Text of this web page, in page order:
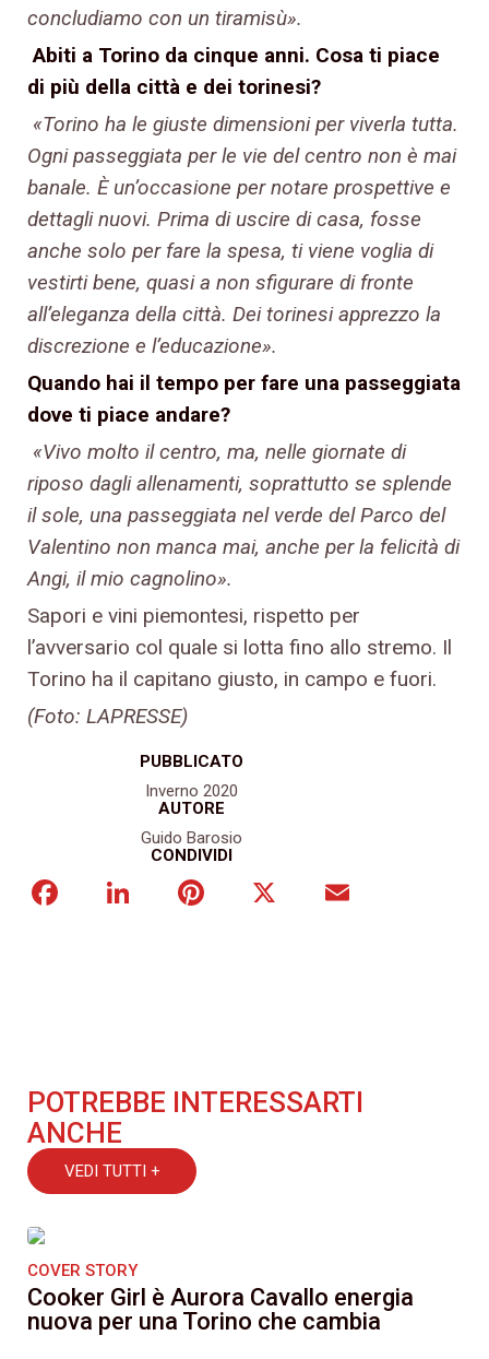
PUBBLICATO
Inverno 2020
AUTORE
Guido Barosio
CONDIVIDI
FacebookLinkedInPinterest
concludiamo con un tiramisù».
Abiti a Torino da cinque anni. Cosa ti piace
di più della città e dei torinesi?
«Torino ha le giuste dimensioni per viverla tutta.
Ogni passeggiata per le vie del centro non è mai
banale. È un’occasione per notare prospettive e
dettagli nuovi. Prima di uscire di casa, fosse
anche solo per fare la spesa, ti viene voglia di
vestirti bene, quasi a non sfigurare di fronte
all’eleganza della città. Dei torinesi apprezzo la
discrezione e l’educazione».
Quando hai il tempo per fare una passeggiata
dove ti piace andare?
«Vivo molto il centro, ma, nelle giornate di
riposo dagli allenamenti, soprattutto se splende
il sole, una passeggiata nel verde del Parco del
Valentino non manca mai, anche per la felicità di
Angi, il mio cagnolino».
Sapori e vini piemontesi, rispetto per
l’avversario col quale si lotta fino allo stremo. Il
Torino ha il capitano giusto, in campo e fuori.
(Foto: LAPRESSE)
POTREBBE INTERESSARTI
ANCHE
VEDI TUTTI +
COVER STORY
Cooker Girl è Aurora Cavallo energia
nuova per una Torino che cambia